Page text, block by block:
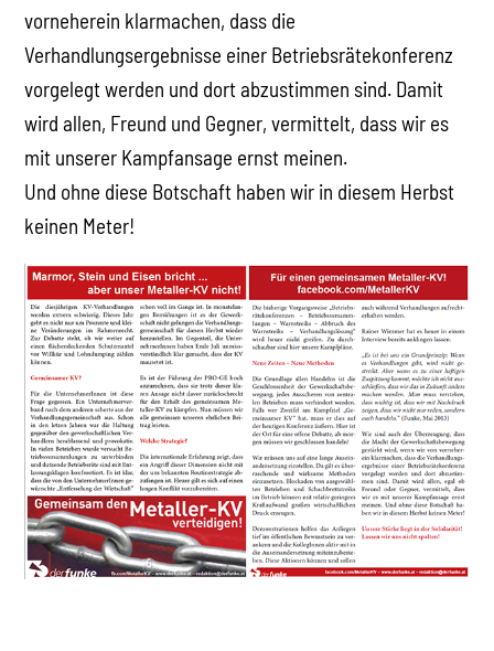
vorneherein klarmachen, dass die
Verhandlungsergebnisse einer Betriebsrätekonferenz
vorgelegt werden und dort abzustimmen sind. Damit
wird allen, Freund und Gegner, vermittelt, dass wir es
mit unserer Kampfansage ernst meinen.
Und ohne diese Botschaft haben wir in diesem Herbst
keinen Meter!